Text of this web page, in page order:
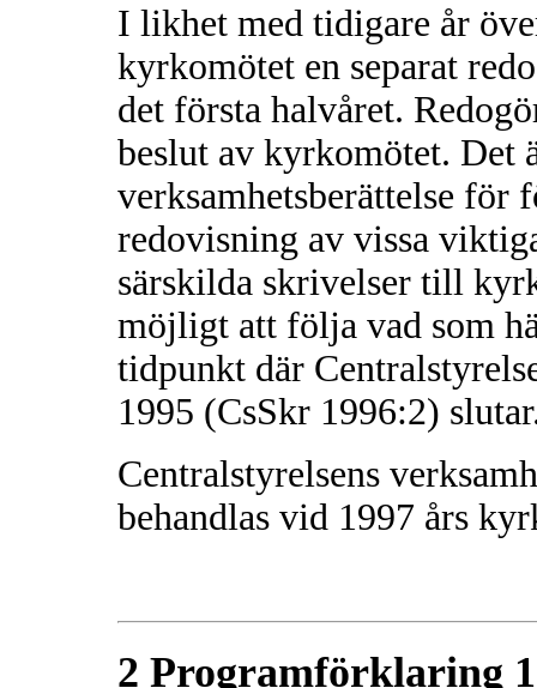
I likhet med tidigare år
kyrkomötet en separat
det första halvåret.
beslut av kyrkomötet. Det
verksamhetsberättelse för
redovisning av vissa
särskilda skrivelser till
möjligt att följa vad som
tidpunkt där
1995 (CsSkr 1996:2)
Centralstyrelsens
behandlas vid 1997 års
2 Programförklaring